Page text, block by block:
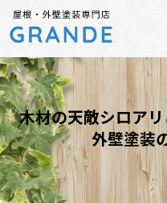
テ
ン
ツ
へ
ス
キ
ッ
プ
ゲ
ー
シ
ョ
ン
に
移
動
木材の天敵シロア
外壁塗装